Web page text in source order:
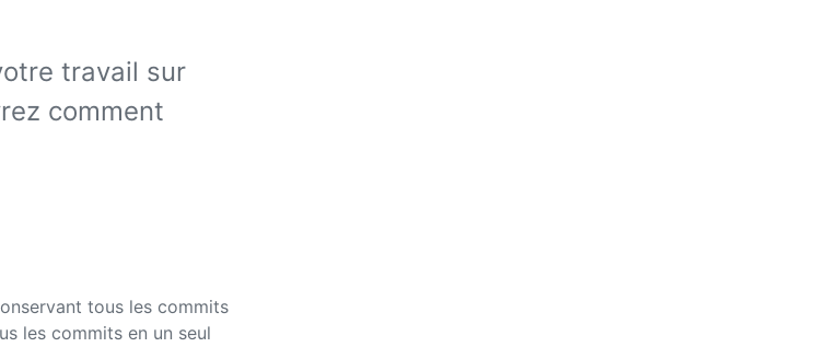
travail sur
comment
tous les commits
les commits en un seul